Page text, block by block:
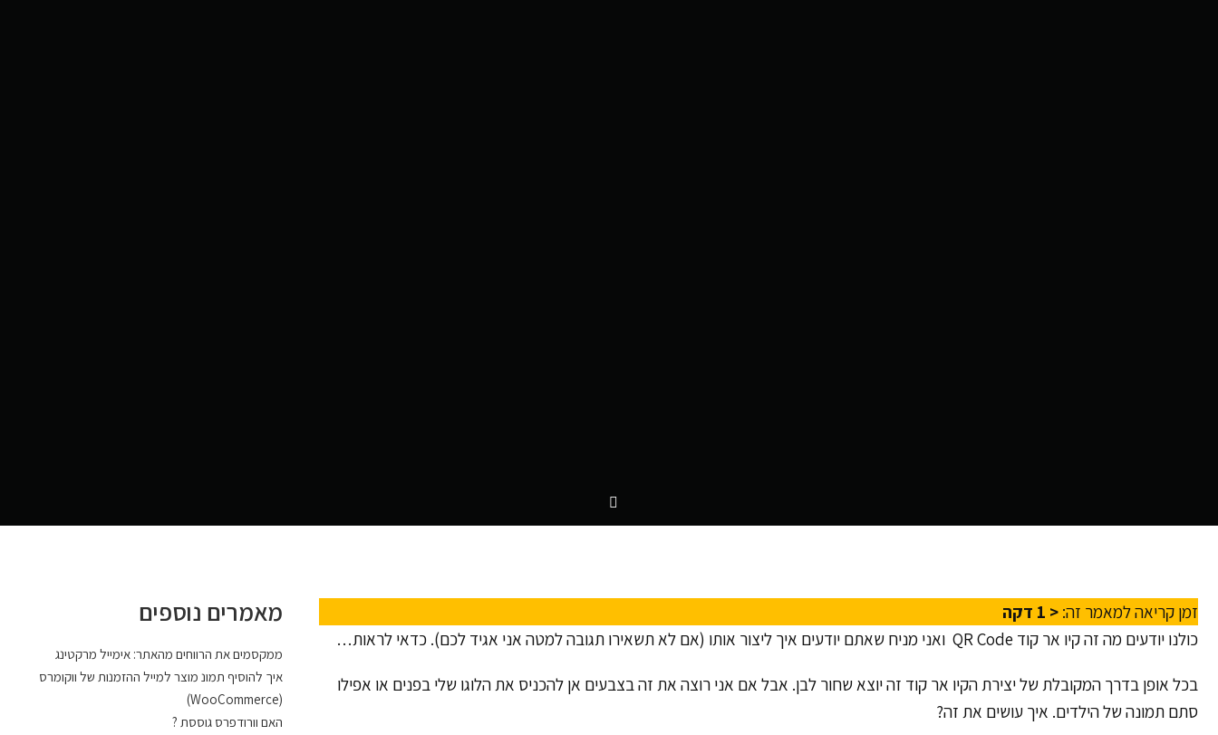
זמן קריאה למאמר זה: < 1
דקה
כולנו יודעים מה זה קיו אר קוד QR Code ואני מניח שאתם יודעים איך ליצור אותו (אם לא תשאירו תגובה למטה אני אגיד לכם). כדאי לראות…
בכל אופן בדרך המקובלת של יצירת הקיו אר קוד זה יוצא שחור לבן. אבל אם אני רוצה את זה בצבעים אן להכניס את הלוגו שלי בפנים או אפילו
סתם תמונה של הילדים. איך עושים את זה?
מאמרים נוספים
ממקסמים את הרווחים מהאתר: אימייל מרקטינג
איך להוסיף תמונ מוצר למייל ההזמנות של ווקומרס
(WooCommerce)
האם וורודפרס גוססת ?